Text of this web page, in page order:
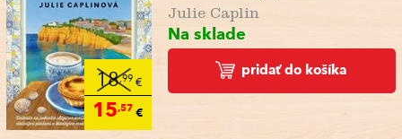
18,99€
15,57 €
Julie Caplin
Na sklade
pridať do košíka